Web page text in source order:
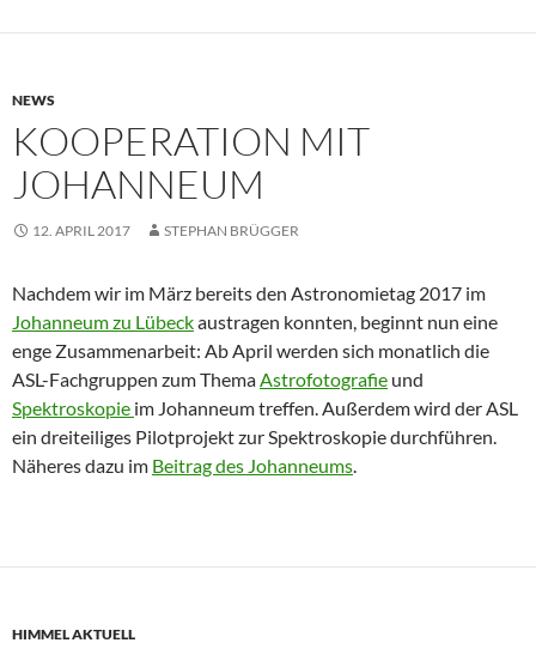
NEWS
KOOPERATION MIT
JOHANNEUM
12. APRIL 2017 STEPHAN BRÜGGER
Nachdem wir im März bereits den Astronomietag 2017 im
Johanneum zu Lübeckaustragen konnten, beginnt nun eine
enge Zusammenarbeit: Ab April werden sich monatlich die
ASL-Fachgruppen zum ThemaAstrofotografie und
Spektroskopie im Johanneum treffen. Außerdem wird der ASL
ein dreiteiliges Pilotprojekt zur Spektroskopie durchführen.
Näheres dazu im Beitrag des Johanneums.
HIMMEL AKTUELL